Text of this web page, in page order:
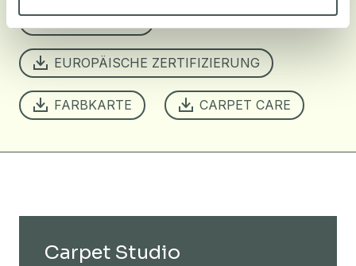
DATENBLATT
EUROPÄISCHE ZERTIFIZIERUNG
FARBKARTE CARPET CARE
Carpet Studio